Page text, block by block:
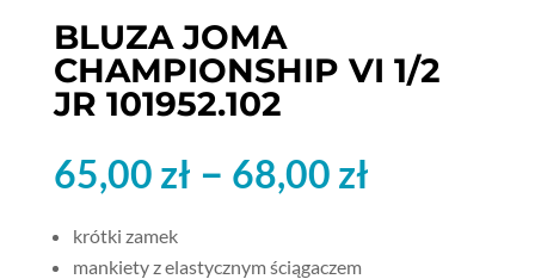
BLUZA JOMA
CHAMPIONSHIP VI 1/2
JR 101952.102
65,00 zł – 68,00 zł
krótki zamek
mankiety z elastycznym ściągaczem